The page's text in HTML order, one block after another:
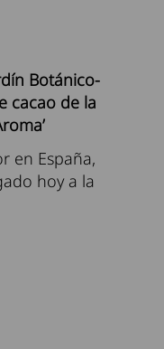
Botánico-
cacao de la
en España,
hoy a la